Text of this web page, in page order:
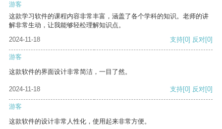
游客
这款学习软件的课程内容非常丰富，涵盖了各个学科的知识。老师的讲
解非常生动，让我能够轻松理解知识点。
2024-11-18
支持[0] 反对[0]
游客
这款软件的界面设计非常简洁，一目了然。
2024-11-18 支持[0] 反对[0]
游客
这款软件的设计非常人性化，使用起来非常方便。